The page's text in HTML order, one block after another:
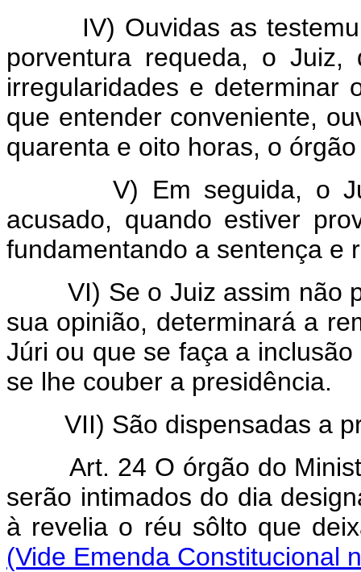
IV) Ouvidas as
porventura requeda, o
irregularidades e determinar
que entender conveniente,
quarenta e oito horas, o
V) Em seguida, o Juiz
acusado, quando estiver
fundamentando a sentença e
VI) Se o Juiz assim não
sua opinião, determinará a
Júri ou que se faça a
se lhe couber a presidência.
VII) São dispensadas a
Art. 24 O órgão do
serão intimados do dia
à revelia o réu sôlto que
(Vide Emenda Constitucional